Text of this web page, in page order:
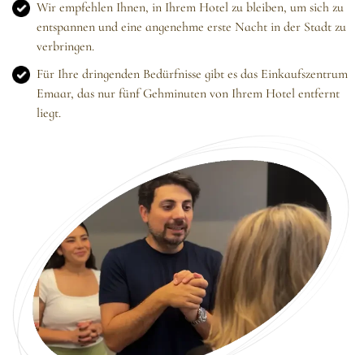
Wir empfehlen Ihnen, in Ihrem Hotel zu bleiben, um sich zu
entspannen und eine angenehme erste Nacht in der Stadt zu
verbringen.
Für Ihre dringenden Bedürfnisse gibt es das Einkaufszentrum
Emaar, das nur fünf Gehminuten von Ihrem Hotel entfernt
liegt.